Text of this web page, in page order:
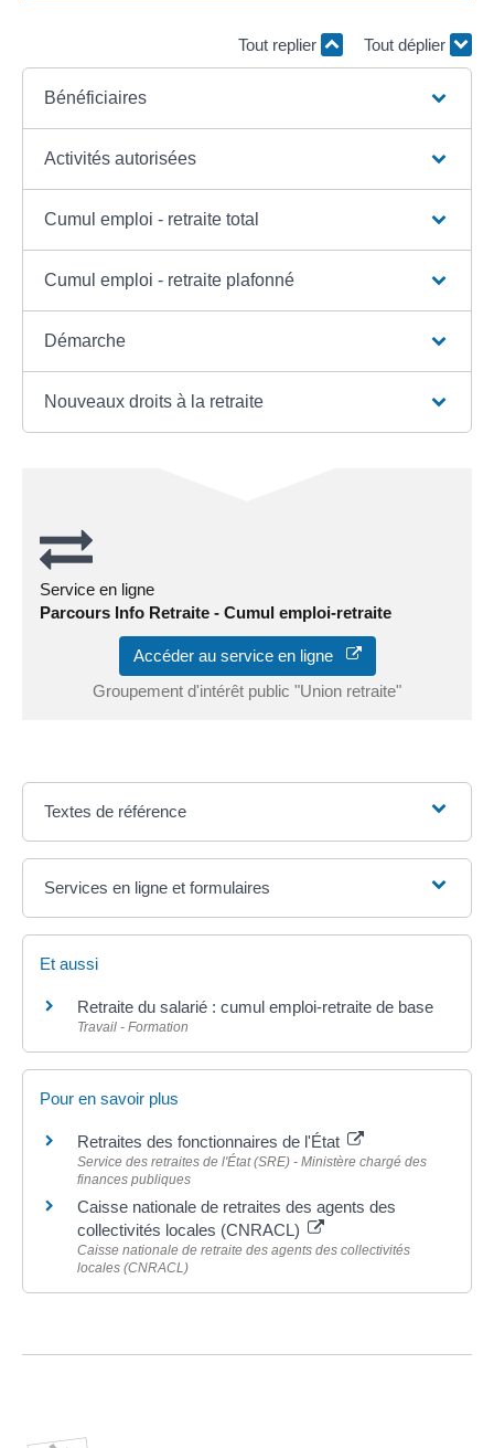
Tout replier Tout déplier
Bénéficiaires
Activités autorisées
Cumul emploi - retraite total
Cumul emploi - retraite plafonné
Démarche
Nouveaux droits à la retraite
Service en ligne
Parcours Info Retraite - Cumul emploi-retraite
Accéder au service en ligne
Groupement d'intérêt public "Union retraite"
Textes de référence
Services en ligne et formulaires
Et aussi
Retraite du salarié : cumul emploi-retraite de base
Travail - Formation
Pour en savoir plus
Retraites des fonctionnaires de l'État
Service des retraites de l'État (SRE) - Ministère chargé des
finances publiques
Caisse nationale de retraites des agents des
collectivités locales (CNRACL)
Caisse nationale de retraite des agents des collectivités
locales (CNRACL)